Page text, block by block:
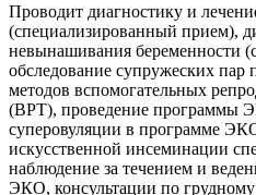
Проводит диагностику и
(специализированный прием),
невынашивания беременности
обследование супружеских пар
методов вспомогательных
(ВРТ), проведение
суперовуляции в программе
искусственной инсеминации
наблюдение за течением и
ЭКО, консультации по